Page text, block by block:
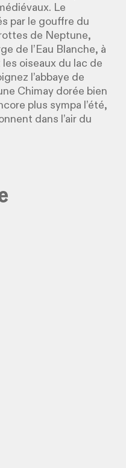
Le
par le gouffre du
de Neptune,
de l’Eau Blanche, à
oiseaux du lac de
l’abbaye de
Chimay dorée bien
plus sympa l’été,
dans l’air du